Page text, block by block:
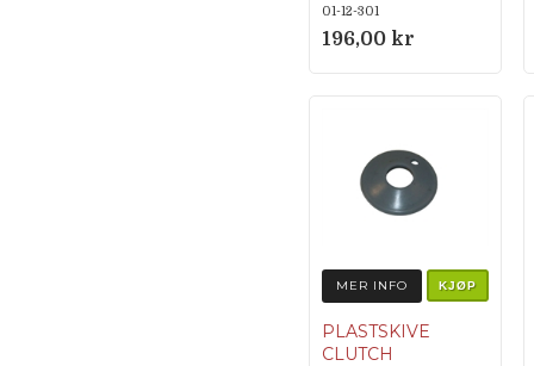
MER 050.1212
01-12-301
196,00 kr
MER INFO KJØP
PLASTSKIVE
CLUTCH